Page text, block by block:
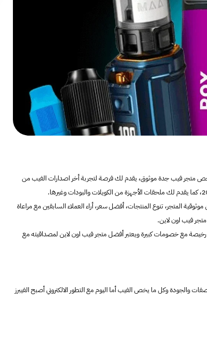
متجر فيب جدة موثوق، يقدم لك فرصة لتجربة أخر اصدارات الفيب من
المتجر، تنوع المنتجات، أفضل سعر، أراء العملاء السابقين مع مراعاة
فيب اون لاين.
رخيصة مع خصومات كبيرة ويعتبر أفضل متجر فيب اون لاين لمصداقيته مع
والجودة وكل ما يخص الفيب أما اليوم مع التطور الالكتروني أصبح الفيبرز